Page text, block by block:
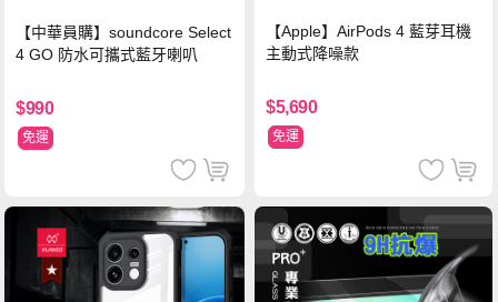
【中華員購】soundcore Select
4 GO 防水可攜式藍牙喇叭
$990
免運
【Apple】AirPods 4 藍芽耳機
主動式降噪款
$5,690
免運